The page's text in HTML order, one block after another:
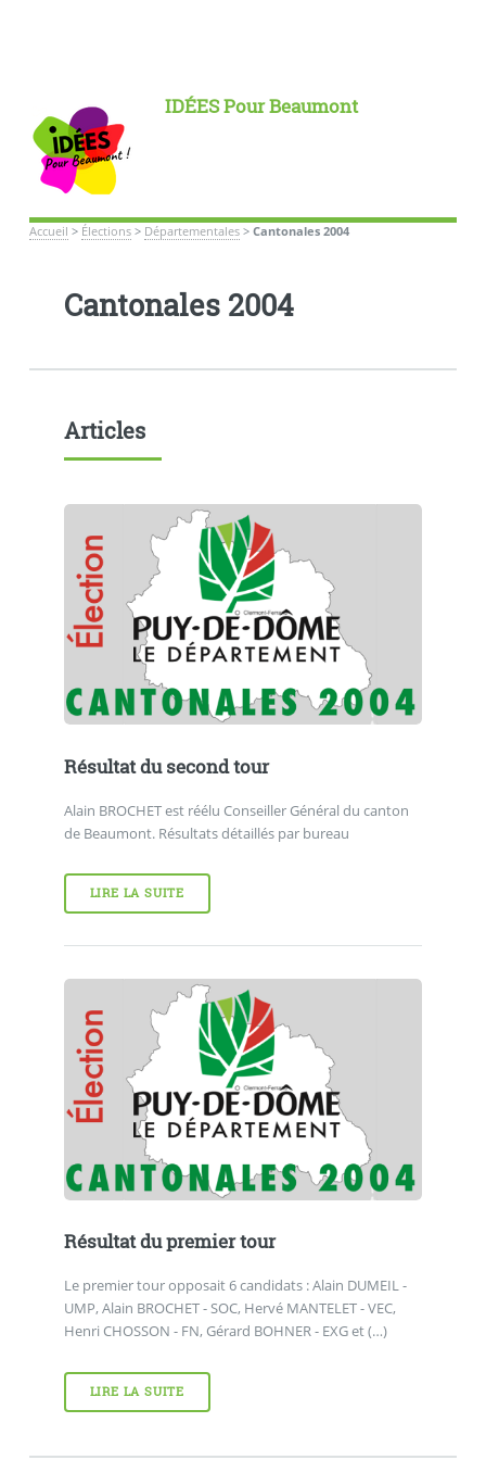
IDÉES Pour Beaumont
Accueil > Élections> Départementales> Cantonales 2004
Cantonales 2004
Articles
Résultat du second tour
Alain BROCHET est réélu Conseiller Général du canton
de Beaumont. Résultats détaillés par bureau
LIRE LA SUITE
Résultat du premier tour
Le premier tour opposait 6 candidats : Alain DUMEIL -
UMP, Alain BROCHET - SOC, Hervé MANTELET - VEC,
Henri CHOSSON - FN, Gérard BOHNER - EXG et (…)
LIRE LA SUITE